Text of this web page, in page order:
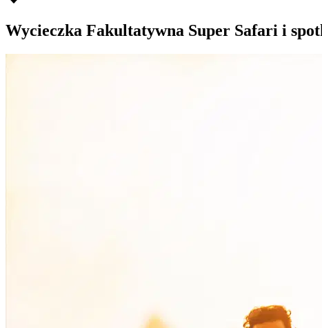
Wycieczka Fakultatywna Super Safari i